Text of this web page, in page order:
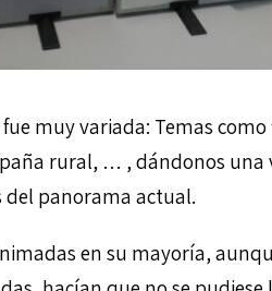
muy variada: Temas
rural, … , dándonos una
del panorama actual.
en su mayoría,